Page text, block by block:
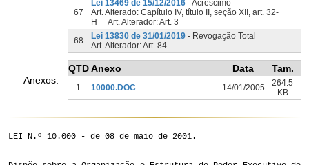
67
Lei 13469 de 15/12/2016- Acréscimo
Art. Alterado: Capítulo IV, título II, seção XII, art. 32-
H Art. Alterador: Art. 3
68
Lei 13830 de 31/01/2019- Revogação Total
Art. Alterador: Art. 84
Anexos:
QTD Anexo Data Tam.
1 10000.DOC 14/01/2005
264.5
KB
LEI N.º 10.000 - de 08 de maio de 2001.